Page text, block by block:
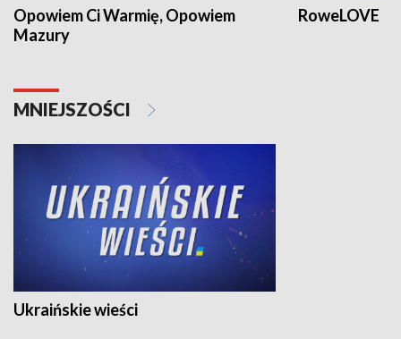
Opowiem Ci Warmię, Opowiem
Mazury
RoweLOVE
MNIEJSZOŚCI
Ukraińskie wieści